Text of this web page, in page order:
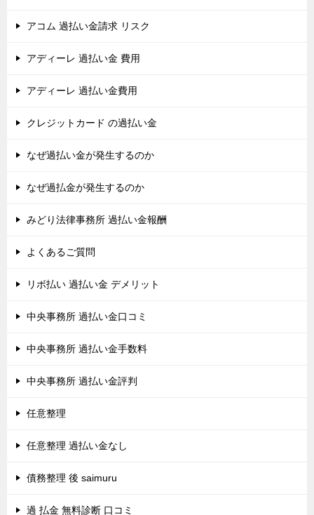
アコム 過払い金請求 リスク
アディーレ 過払い金 費用
アディーレ 過払い金費用
クレジットカード の過払い金
なぜ過払い金が発生するのか
なぜ過払金が発生するのか
みどり法律事務所 過払い金報酬
よくあるご質問
リボ払い 過払い金 デメリット
中央事務所 過払い金口コミ
中央事務所 過払い金手数料
中央事務所 過払い金評判
任意整理
任意整理 過払い金なし
債務整理 後 saimuru
過 払金 無料診断 口コミ